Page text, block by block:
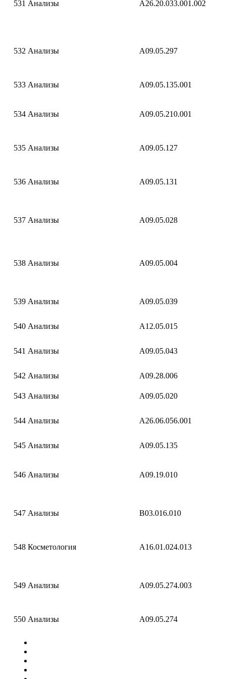
531 Анализы A26.20.033.001.002
532 Анализы A09.05.297
533 Анализы A09.05.135.001
534 Анализы A09.05.210.001
535 Анализы A09.05.127
536 Анализы A09.05.131
537 Анализы A09.05.028
538 Анализы A09.05.004
539 Анализы A09.05.039
540 Анализы A12.05.015
541 Анализы A09.05.043
542 Анализы A09.28.006
543 Анализы A09.05.020
544 Анализы A26.06.056.001
545 Анализы A09.05.135
546 Анализы A09.19.010
547 Анализы B03.016.010
548 Косметология A16.01.024.013
549 Анализы A09.05.274.003
550 Анализы A09.05.274